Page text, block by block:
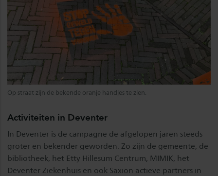
Op straat zijn de bekende oranje handjes te zien.
Activiteiten in Deventer
In Deventer is de campagne de afgelopen jaren steeds
groter en bekender geworden. Zo zijn de gemeente, de
bibliotheek, het Etty Hillesum Centrum, MIMIK, het
Deventer Ziekenhuis en ook Saxion actieve partners in